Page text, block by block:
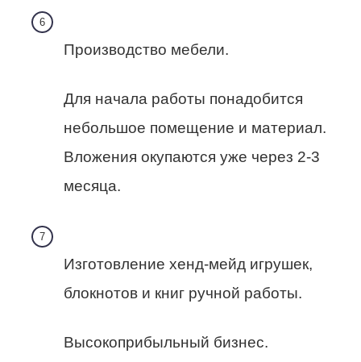
Производство мебели.
Для начала работы понадобится
небольшое помещение и материал.
Вложения окупаются уже через 2-3
месяца.
Изготовление хенд-мейд игрушек,
блокнотов и книг ручной работы.
Высокоприбыльный бизнес.